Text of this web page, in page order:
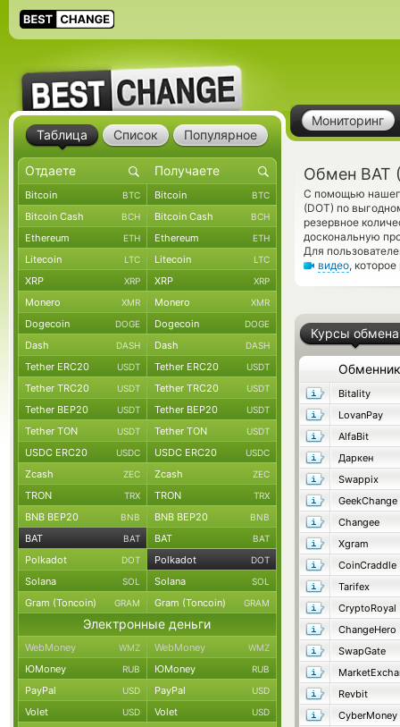
Мониторинг
Обмен BAT
С помощью
(DOT) по
резервное
доскональную
Для
видео,
Курсы обмена
Обменник
Bitality
LovanPay
AlfaBit
Даркен
Swappix
GeekChange
Changee
Xgram
CoinCraddle
Tarifex
CryptoRoyal
ChangeHero
SwapGate
Revbit
CyberMoney
Таблица Список Популярное
Bitcoin BTC Bitcoin BTC
Bitcoin Cash BCH Bitcoin Cash BCH
Ethereum ETH Ethereum ETH
Litecoin LTC Litecoin LTC
XRP XRP XRP XRP
Monero XMR Monero XMR
Dogecoin DOGE Dogecoin DOGE
Dash DASH Dash DASH
Tether ERC20 USDT Tether ERC20 USDT
Tether TRC20 USDT Tether TRC20 USDT
Tether BEP20 USDT Tether BEP20 USDT
Tether TON USDT Tether TON USDT
USDC ERC20 USDC USDC ERC20 USDC
Zcash ZEC Zcash ZEC
TRON TRX TRON TRX
BNB BEP20 BNB BNB BEP20 BNB
BAT BAT BAT BAT
Polkadot DOT Polkadot DOT
Solana SOL Solana SOL
Gram (Toncoin) GRAM Gram (Toncoin) GRAM
Электронные деньги
WebMoney WMZ WebMoney WMZ
ЮMoney RUB ЮMoney RUB
PayPal USD PayPal USD
Volet USD Volet USD